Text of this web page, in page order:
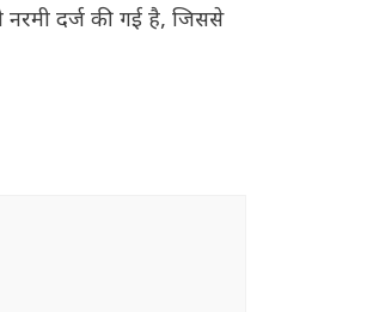
दर्ज की गई है, जिससे